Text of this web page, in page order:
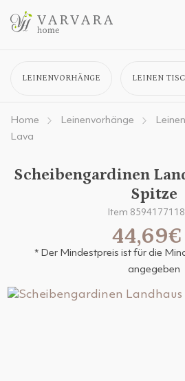
LEINENVORHÄNGE LEINEN
Home Leinenvorhänge
Lava
Scheibengardinen
Spitze
Item
44,69€
* Der Mindestpreis ist für die
angegeben